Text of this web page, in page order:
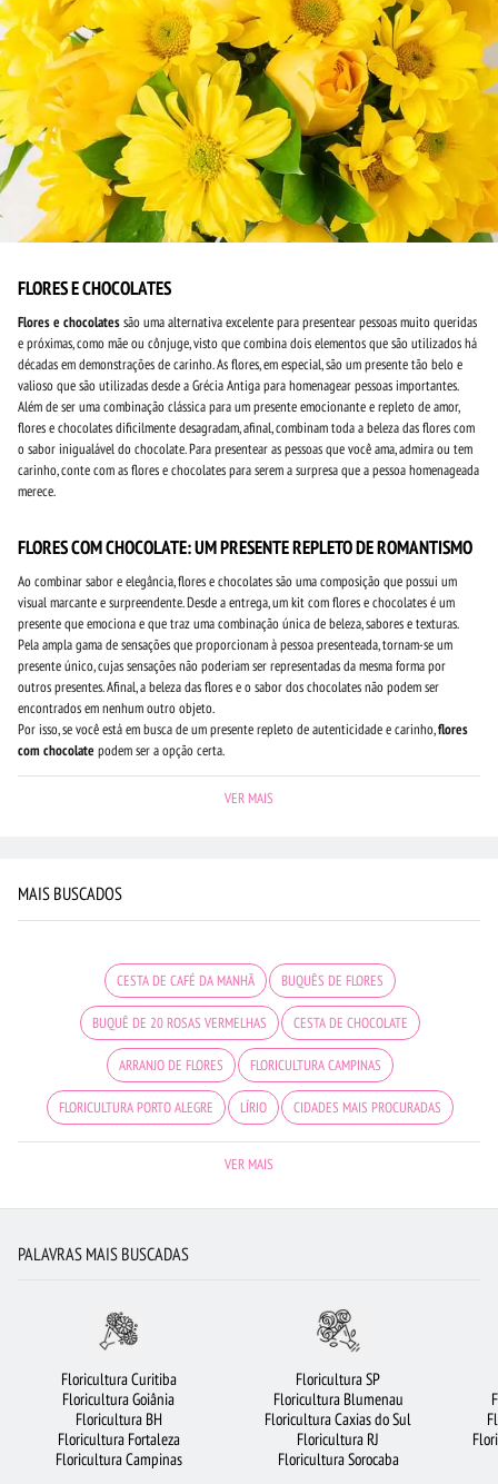
FLORES E CHOCOLATES
Flores e chocolatessão uma alternativa excelente para presentear pessoas muito queridas
e próximas, como mãe ou cônjuge, visto que combina dois elementos que são utilizados há
décadas em demonstrações de carinho. As flores, em especial, são um presente tão belo e
valioso que são utilizadas desde a Grécia Antiga para homenagear pessoas importantes.
Além de ser uma combinação clássica para um presente emocionante e repleto de amor,
flores e chocolates dificilmente desagradam, afinal, combinam toda a beleza das flores com
o sabor inigualável do chocolate. Para presentear as pessoas que você ama, admira ou tem
carinho, conte com as flores e chocolates para serem a surpresa que a pessoa homenageada
merece.
FLORES COM CHOCOLATE: UM PRESENTE REPLETO DE ROMANTISMO
Ao combinar sabor e elegância, flores e chocolates são uma composição que possui um
visual marcante e surpreendente. Desde a entrega, um kit com flores e chocolates é um
presente que emociona e que traz uma combinação única de beleza, sabores e texturas.
Pela ampla gama de sensações que proporcionam à pessoa presenteada, tornam-se um
presente único, cujas sensações não poderiam ser representadas da mesma forma por
outros presentes. Afinal, a beleza das flores e o sabor dos chocolates não podem ser
encontrados em nenhum outro objeto.
Por isso, se você está em busca de um presente repleto de autenticidade e carinho,flores
com chocolate podem ser a opção certa.
VER MAIS
MAIS BUSCADOS
CESTA DE CAFÉ DA MANHÃ BUQUÊS DE FLORES
BUQUÊ DE 20 ROSAS VERMELHAS CESTA DE CHOCOLATE
ARRANJO DE FLORES FLORICULTURA CAMPINAS
FLORICULTURA PORTO ALEGRE LÍRIO CIDADES MAIS PROCURADAS
FLORICULTURA CURITIBA URSO DE PELÚCIA
FLORICULTURA SÃO BERNARDO DO CAMPO FLORICULTURA SANTOS
FLORICULTURA BARUERI FLORICULTURA SANTO ANDRÉ
VER MAIS
PALAVRAS MAIS BUSCADAS
Floricultura Curitiba
Floricultura Goiânia
Floricultura BH
Floricultura Fortaleza
Floricultura Campinas
Floricultura SP
Floricultura Blumenau
Floricultura Caxias do Sul
Floricultura RJ
Floricultura Sorocaba